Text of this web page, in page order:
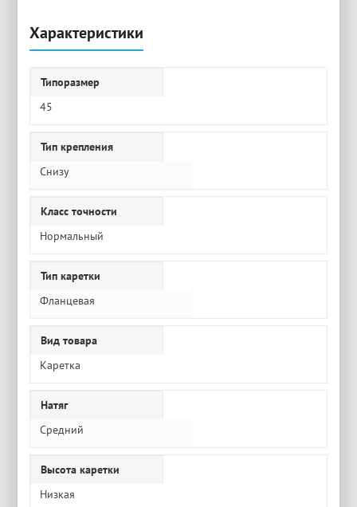
Характеристики
Типоразмер
45
Тип крепления
Снизу
Класс точности
Нормальный
Тип каретки
Фланцевая
Вид товара
Каретка
Натяг
Средний
Высота каретки
Низкая